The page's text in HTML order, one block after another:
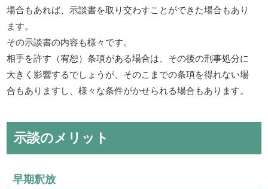
場合もあれば、示談書を取り交わすことができた場合もあり
ます。
その示談書の内容も様々です。
相手を許す（宥恕）条項がある場合は、その後の刑事処分に
大きく影響するでしょうが、そのこまでの条項を得れない場
合もありますし、様々な条件がかせられる場合もあります。
示談のメリット
早期釈放